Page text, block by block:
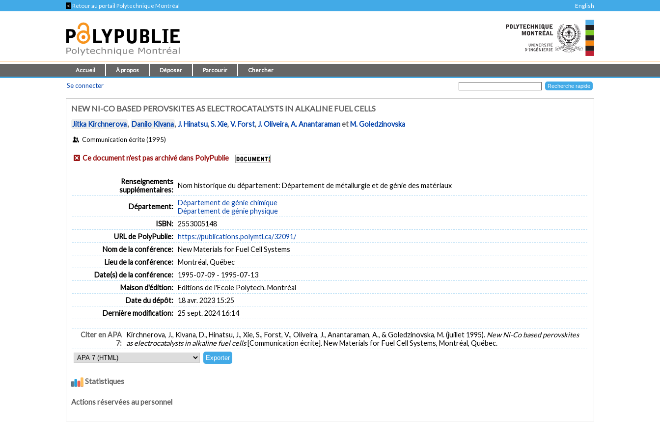
< Retour au portail Polytechnique Montréal English
Accueil À propos Déposer Parcourir Chercher
Se connecter
NEW NI-CO BASED PEROVSKITES AS ELECTROCATALYSTS IN ALKALINE FUEL CELLS
Jitka Kirchnerova, Danilo Klvana,J. Hinatsu,S. Xie,V. Forst,J. Oliveira,A. AnantaramanetM. Goledzinovska
Communication écrite (1995)
Ce document n'est pas archivé dans PolyPublie
Renseignements
supplémentaires:
Nom historique du département: Département de métallurgie et de génie des matériaux
Département: Département de génie chimique
Département de génie physique
ISBN: 2553005148
URL de PolyPublie: https://publications.polymtl.ca/32091/
Nom de la conférence: New Materials for Fuel Cell Systems
Lieu de la conférence: Montréal, Québec
Date(s) de la conférence: 1995-07-09 - 1995-07-13
Maison d'édition: Editions de l'Ecole Polytech. Montréal
Date du dépôt: 18 avr. 2023 15:25
Dernière modification: 25 sept. 2024 16:14
Citer en APA
7:
Kirchnerova, J., Klvana, D., Hinatsu, J., Xie, S., Forst, V., Oliveira, J., Anantaraman, A., & Goledzinovska, M. (juillet 1995). New Ni-Co based perovskites
as electrocatalysts in alkaline fuel cells [Communication écrite]. New Materials for Fuel Cell Systems, Montréal, Québec.
Statistiques
Actions réservées au personnel